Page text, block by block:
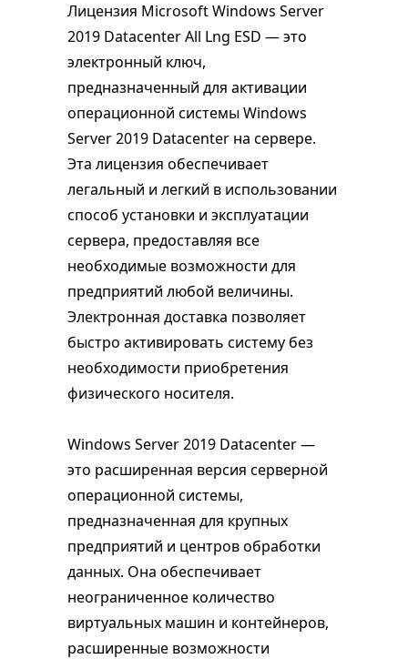
Лицензия Microsoft Windows Server
2019 Datacenter All Lng ESD — это
электронный ключ,
предназначенный для активации
операционной системы Windows
Server 2019 Datacenter на сервере.
Эта лицензия обеспечивает
легальный и легкий в использовании
способ установки и эксплуатации
сервера, предоставляя все
необходимые возможности для
предприятий любой величины.
Электронная доставка позволяет
быстро активировать систему без
необходимости приобретения
физического носителя.
Windows Server 2019 Datacenter —
это расширенная версия серверной
операционной системы,
предназначенная для крупных
предприятий и центров обработки
данных. Она обеспечивает
неограниченное количество
виртуальных машин и контейнеров,
расширенные возможности